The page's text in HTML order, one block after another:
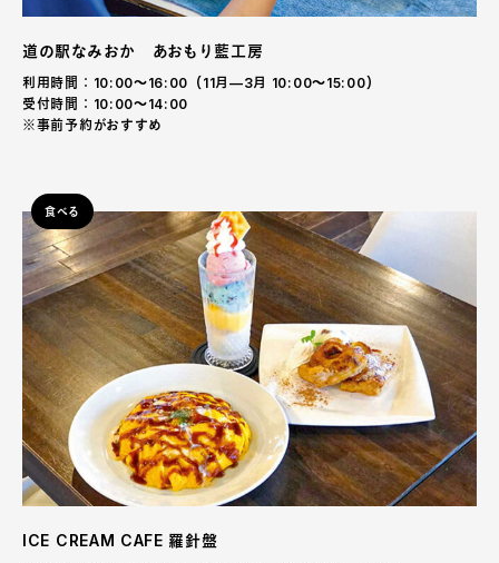
道の駅なみおか あおもり藍工房
利用時間：10:00〜16:00（11月—3月 10:00〜15:00）
受付時間：10:00〜14:00
※事前予約がおすすめ
食べる
ICE CREAM CAFE 羅針盤